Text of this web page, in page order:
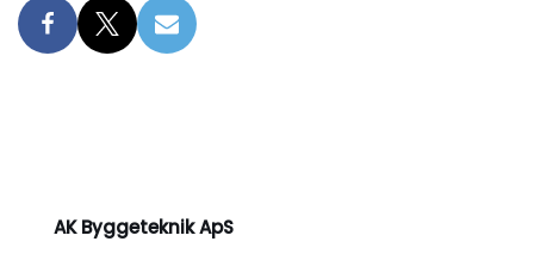
AK Byggeteknik ApS